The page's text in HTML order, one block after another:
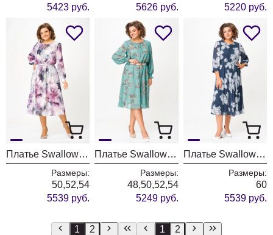
5423 руб.
5626 руб.
5220 руб.
Платье Swallow 876-1
Размеры:
50,52,54
5539 руб.
Платье Swallow 819-1
Размеры:
48,50,52,54
5249 руб.
Платье Swallow 870
Размеры:
60
5539 руб.
1 2 1 2